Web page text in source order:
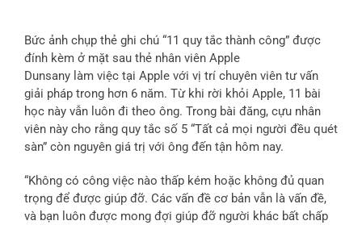
Bức ảnh chụp thẻ ghi chú “11 quy tắc thành công” được
đính kèm ở mặt sau thẻ nhân viên Apple
Dunsany làm việc tại Apple với vị trí chuyên viên tư vấn
giải pháp trong hơn 6 năm. Từ khi rời khỏi Apple, 11 bài
học này vẫn luôn đi theo ông. Trong bài đăng, cựu nhân
viên này cho rằng quy tắc số 5 “Tất cả mọi người đều quét
sàn” còn nguyên giá trị với ông đến tận hôm nay.
“Không có công việc nào thấp kém hoặc không đủ quan
trọng để được giúp đỡ. Các vấn đề cơ bản vẫn là vấn đề,
và bạn luôn được mong đợi giúp đỡ người khác bất chấp